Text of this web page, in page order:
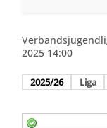
2025 14:00
2025/26 Liga